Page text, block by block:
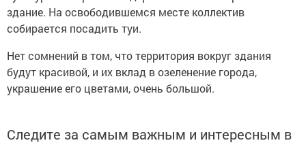
здание. На освободившемся месте коллектив
собирается посадить туи.
Нет сомнений в том, что территория вокруг здания
будут красивой, и их вклад в озеленение города,
украшение его цветами, очень большой.
Следите за самым важным и интересным в